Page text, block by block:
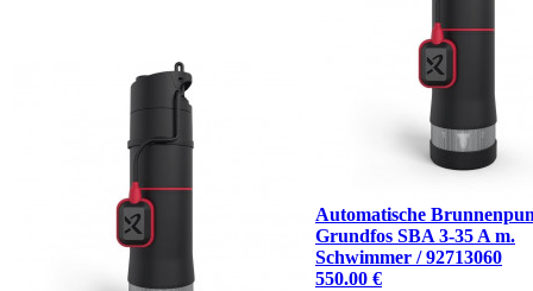
Automatische
Grundfos SBA 3-35 A m.
Schwimmer / 92713060
550.00 €